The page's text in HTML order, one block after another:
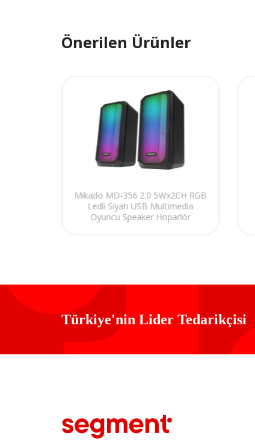
Önerilen Ürünler
Mikado MD-356 2.0 5Wx2CH RGB
Ledli Siyah USB Multimedia
Oyuncu Speaker Hoparlör
Türkiye'nin Lider Tedarikçisi